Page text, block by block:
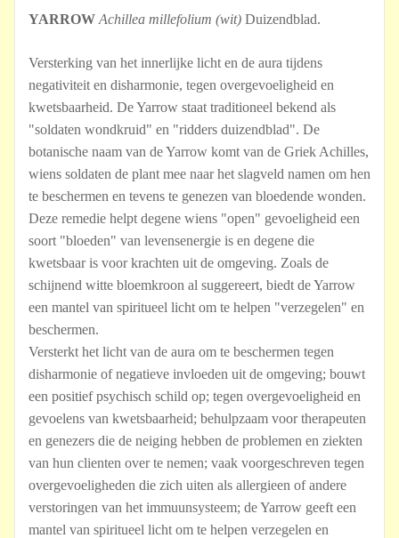
YARROW Achillea millefolium (wit) Duizendblad.
Versterking van het innerlijke licht en de aura tijdens
negativiteit en disharmonie, tegen overgevoeligheid en
kwetsbaarheid. De Yarrow staat traditioneel bekend als
"soldaten wondkruid" en "ridders duizendblad". De
botanische naam van de Yarrow komt van de Griek Achilles,
wiens soldaten de plant mee naar het slagveld namen om hen
te beschermen en tevens te genezen van bloedende wonden.
Deze remedie helpt degene wiens "open" gevoeligheid een
soort "bloeden" van levensenergie is en degene die
kwetsbaar is voor krachten uit de omgeving. Zoals de
schijnend witte bloemkroon al suggereert, biedt de Yarrow
een mantel van spiritueel licht om te helpen "verzegelen" en
beschermen.
Versterkt het licht van de aura om te beschermen tegen
disharmonie of negatieve invloeden uit de omgeving; bouwt
een positief psychisch schild op; tegen overgevoeligheid en
gevoelens van kwetsbaarheid; behulpzaam voor therapeuten
en genezers die de neiging hebben de problemen en ziekten
van hun clienten over te nemen; vaak voorgeschreven tegen
overgevoeligheden die zich uiten als allergieen of andere
verstoringen van het immuunsysteem; de Yarrow geeft een
mantel van spiritueel licht om te helpen verzegelen en